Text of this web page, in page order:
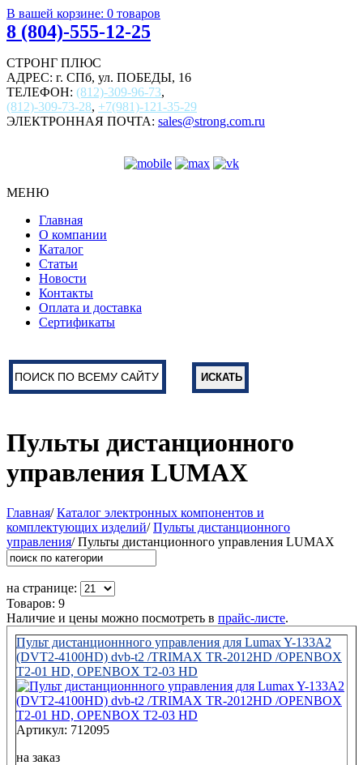
В вашей корзине: 0 товаров
8 (804)-555-12-25
СТРОНГ ПЛЮС
АДРЕС: г. СПб, ул. ПОБЕДЫ, 16
ТЕЛЕФОН: (812)-309-96-73,
(812)-309-73-28, +7(981)-121-35-29
ЭЛЕКТРОННАЯ ПОЧТА: sales@strong.com.ru
МЕНЮ
Главная
О компании
Каталог
Статьи
Новости
Контакты
Оплата и доставка
Сертификаты
Пульты дистанционного
управления LUMAX
Главная/Каталог электронных компонентов и
комплектующих изделий/Пульты дистанционного
управления/ Пульты дистанционного управления LUMAX
на странице:
Товаров: 9
Наличие и цены можно посмотреть в прайс-листе.
Пульт дистанционнного управления для Lumax Y-133A2
(DVT2-4100HD) dvb-t2 /TRIMAX TR-2012HD /OPENBOX
T2-01 HD, OPENBOX T2-03 HD
Артикул: 712095
на заказ